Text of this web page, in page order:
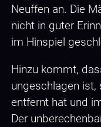
Neuffen an. Die
nicht in guter
im Hinspiel
Hinzu kommt,
ungeschlagen
entfernt hat und
Der